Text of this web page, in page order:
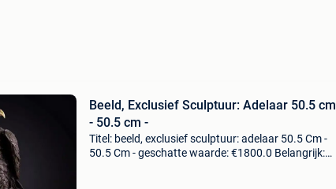
Beeld, Exclusief Sculptuur: Adelaar 50.5 cm
- 50.5 cm -
Titel: beeld, exclusief sculptuur: adelaar 50.5 Cm -
50.5 Cm - geschatte waarde: €1800.0 Belangrijk: